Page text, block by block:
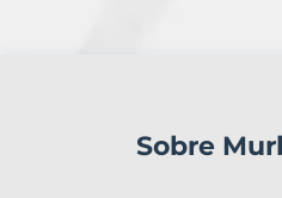
Sobre